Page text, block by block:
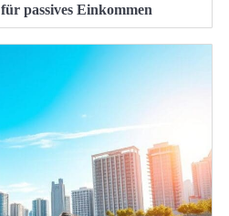
passives Einkommen